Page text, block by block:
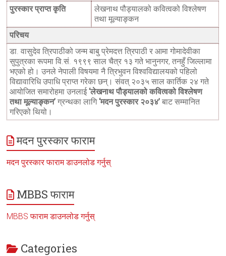
पुरस्कार प्राप्त कृति
लेखनाथ पौड्यालको कवित्वको विश्लेषण
तथा मूल्याङ्कन
परिचय
डा. वासुदेव त्रिपाठीको जन्म बाबु प्रेमदत्त त्रिपाठी र आमा गोमादेवीका
सुपुत्रका रूपमा वि.सं. १९९९ साल चैत्र १३ गते भानुनगर, तनहुँ जिल्लामा
भएको हो। उनले नेपाली विषयमा नै त्रिभुवन विश्वविद्यालयको पहिलो
विद्यावारिधि उपाधि प्राप्त गरेका छन्। संवत् २०३५ साल कार्तिक २४ गते
आयोजित समारोहमा उनलाई‘लेखनाथ पौड्यालको कवित्वको विश्लेषण
तथा मूल्याङ्कन’ ग्रन्थका लागि‘मदन पुरस्कार २०३४’ बाट सम्मानित
गरिएको थियो।
मदन पुरस्कार फाराम
मदन पुरस्कार फाराम डाउनलोड गर्नुस्
MBBS फाराम
MBBS फाराम डाउनलोड गर्नुस्
Categories